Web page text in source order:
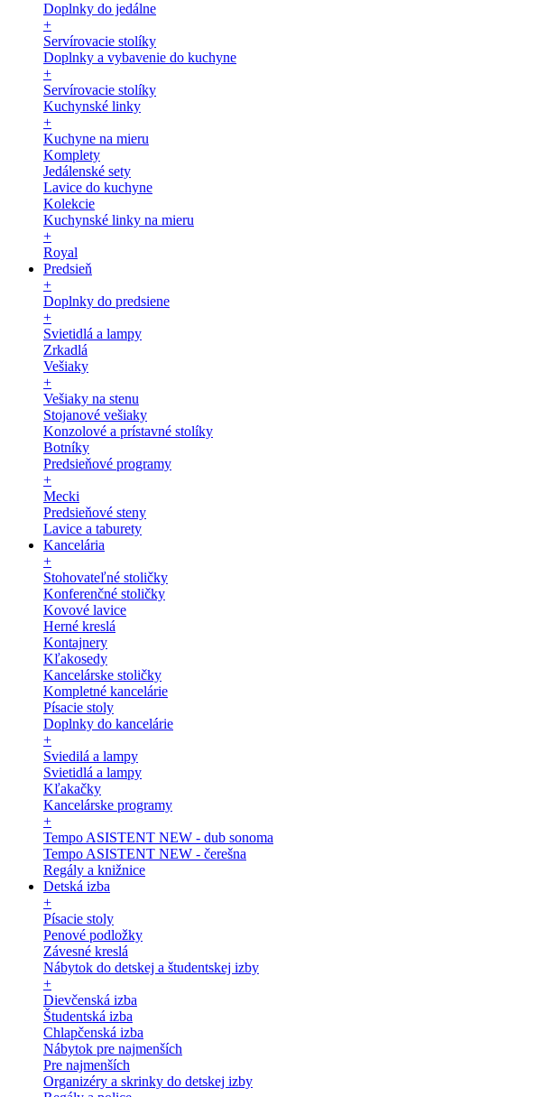
Doplnky do jedálne
+
Servírovacie stolíky
Doplnky a vybavenie do kuchyne
+
Servírovacie stolíky
Kuchynské linky
+
Kuchyne na mieru
Komplety
Jedálenské sety
Lavice do kuchyne
Kolekcie
Kuchynské linky na mieru
+
Royal
Predsieň
+
Doplnky do predsiene
+
Svietidlá a lampy
Zrkadlá
Vešiaky
+
Vešiaky na stenu
Stojanové vešiaky
Konzolové a prístavné stolíky
Botníky
Predsieňové programy
+
Mecki
Predsieňové steny
Lavice a taburety
Kancelária
+
Stohovateľné stoličky
Konferenčné stoličky
Kovové lavice
Herné kreslá
Kontajnery
Kľakosedy
Kancelárske stoličky
Kompletné kancelárie
Písacie stoly
Doplnky do kancelárie
+
Sviedilá a lampy
Svietidlá a lampy
Kľakačky
Kancelárske programy
+
Tempo ASISTENT NEW - dub sonoma
Tempo ASISTENT NEW - čerešna
Regály a knižnice
Detská izba
+
Písacie stoly
Penové podložky
Závesné kreslá
Nábytok do detskej a študentskej izby
+
Dievčenská izba
Študentská izba
Chlapčenská izba
Nábytok pre najmenších
Pre najmenších
Organizéry a skrinky do detskej izby